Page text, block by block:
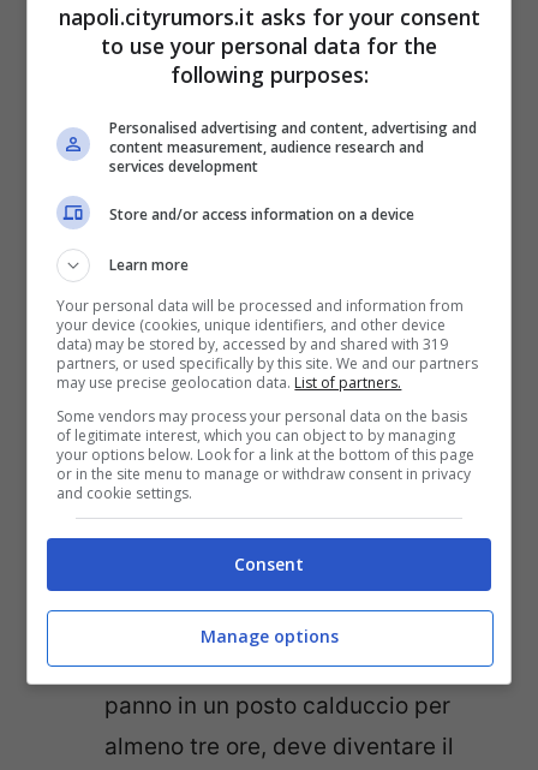
Per prima cosa occupiamoci
dell’impasto. Sciogli il lievito nel
latte tiepido con un cucchiaino di
zucchero e lascialo riposare cinque
minuti.
In una ciotola grande versa la farina,
lo zucchero rimasto, la scorza di
limone e il latte con il lievito.
Comincia a impastare con le mani e,
quando vedi che la farina ha
assorbito il liquido, aggiungi il burro
un pezzetto alla volta. Devi lavorare
l’impasto finché non diventa bello
Mettilo a riposare coperto con un
panno in un posto calduccio per
almeno tre ore, deve diventare il
napoli.cityrumors.it asks for your consent
to use your personal data for the
following purposes:
Personalised advertising and content, advertising and
content measurement, audience research and
services development
Store and/or access information on a device
Learn more
Your personal data will be processed and information from
your device (cookies, unique identifiers, and other device
data) may be stored by, accessed by and shared with 319
partners, or used specifically by this site. We and our partners
may use precise geolocation data. List of partners.
Some vendors may process your personal data on the basis
of legitimate interest, which you can object to by managing
your options below. Look for a link at the bottom of this page
or in the site menu to manage or withdraw consent in privacy
and cookie settings.
Consent
Manage options